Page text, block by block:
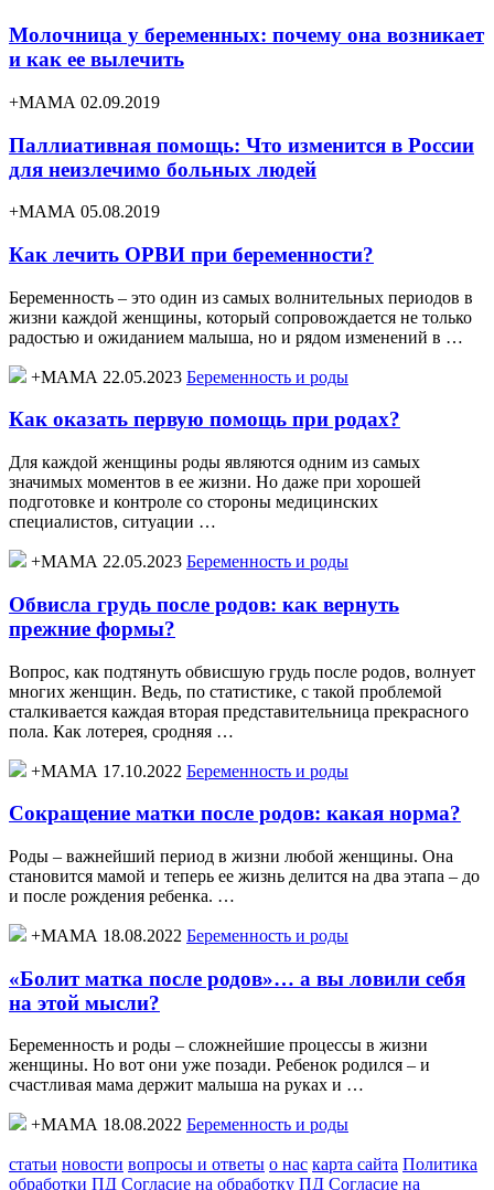
Молочница у беременных: почему она возникает
и как ее вылечить
+МАМА 02.09.2019
Паллиативная помощь: Что изменится в России
для неизлечимо больных людей
+МАМА 05.08.2019
Как лечить ОРВИ при беременности?
Беременность – это один из самых волнительных периодов в
жизни каждой женщины, который сопровождается не только
радостью и ожиданием малыша, но и рядом изменений в …
+МАМА 22.05.2023 Беременность и роды
Как оказать первую помощь при родах?
Для каждой женщины роды являются одним из самых
значимых моментов в ее жизни. Но даже при хорошей
подготовке и контроле со стороны медицинских
специалистов, ситуации …
+МАМА 22.05.2023 Беременность и роды
Обвисла грудь после родов: как вернуть
прежние формы?
Вопрос, как подтянуть обвисшую грудь после родов, волнует
многих женщин. Ведь, по статистике, с такой проблемой
сталкивается каждая вторая представительница прекрасного
пола. Как лотерея, сродняя …
+МАМА 17.10.2022 Беременность и роды
Сокращение матки после родов: какая норма?
Роды – важнейший период в жизни любой женщины. Она
становится мамой и теперь ее жизнь делится на два этапа – до
и после рождения ребенка. …
+МАМА 18.08.2022 Беременность и роды
«Болит матка после родов»… а вы ловили себя
на этой мысли?
Беременность и роды – сложнейшие процессы в жизни
женщины. Но вот они уже позади. Ребенок родился – и
счастливая мама держит малыша на руках и …
+МАМА 18.08.2022 Беременность и роды
статьи новости вопросы и ответы о нас карта сайта Политика
обработки ПД Согласие на обработку ПД Согласие на